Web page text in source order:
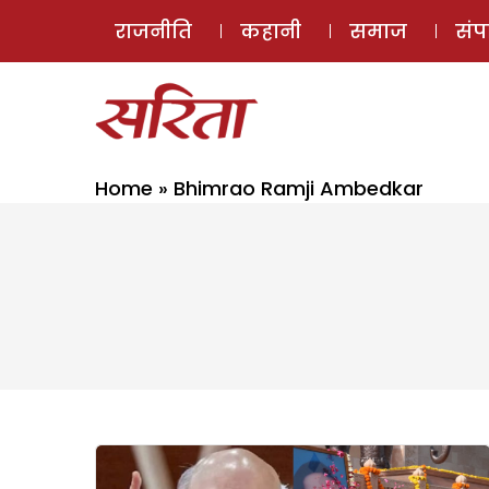
राजनीति कहानी समाज
Home » Bhimrao Ramji Ambedkar